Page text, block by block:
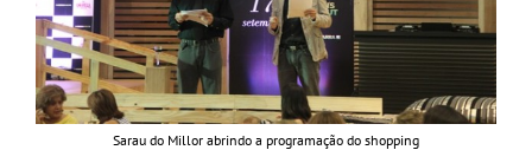
Sarau do Millor abrindo a programação do shopping